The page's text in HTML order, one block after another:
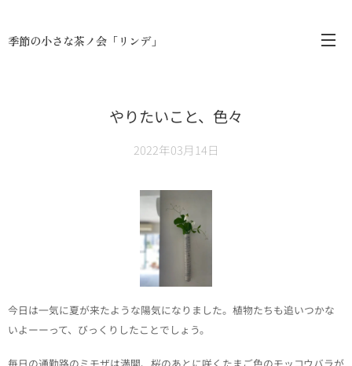
季節の小さな茶ノ会「リンデ」
やりたいこと、色々
2022年03月14日
今日は一気に夏が来たような陽気になりました。植物たちも追いつかな
いよーーって、びっくりしたことでしょう。